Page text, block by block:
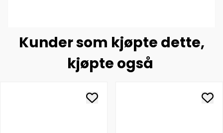
Kunder som kjøpte dette,
kjøpte også